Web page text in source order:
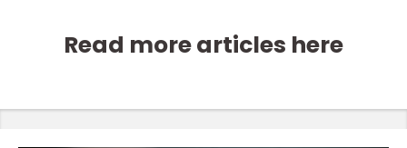
Read more articles here